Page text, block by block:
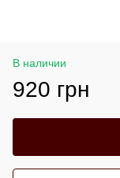
В наличии
920 грн